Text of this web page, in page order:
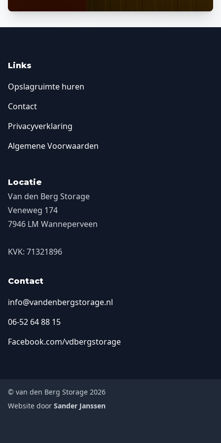
Links
Opslagruimte huren
Contact
Privacyverklaring
Algemene Voorwaarden
Locatie
Van den Berg Storage
Veneweg 174
7946 LM Wanneperveen
KVK: 71321896
Contact
info@vandenbergstorage.nl
06-52 64 88 15
Facebook.com/vdbergstorage
© van den Berg Storage 2026
Website door Sander Janssen